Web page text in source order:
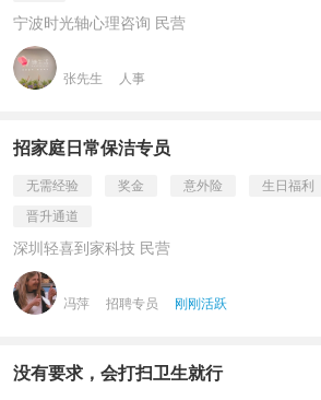
宁波时光轴心理咨询 民营
张先生 人事
招家庭日常保洁专员
无需经验 奖金 意外险 生日福利
晋升通道
深圳轻喜到家科技 民营
冯萍 招聘专员 刚刚活跃
没有要求，会打扫卫生就行